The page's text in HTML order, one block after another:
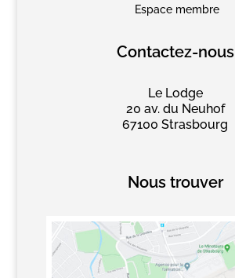
Espace membre
Contactez-nous
Le Lodge
20 av. du Neuhof
67100 Strasbourg
Nous trouver